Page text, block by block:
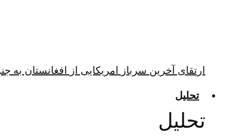
ارتقای آخرین سرباز امریکایی از افغانستان به
تحلیل
تحلیل